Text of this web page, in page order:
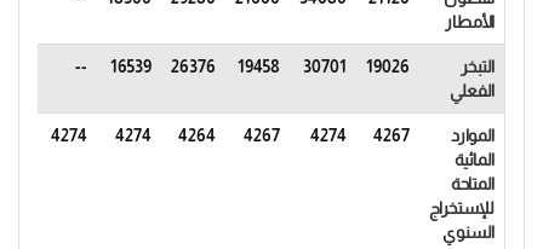
الأمطار
التبخر
الفعلي
19026
30701
19458
26376
16539
--
الموارد
المائية
المتاحة
للإستخراج
السنوي
4267
4274
4267
4264
4274
4274